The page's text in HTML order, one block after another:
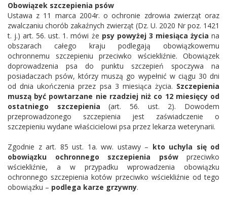
Obowiązek szczepienia psów
Ustawa z 11 marca 2004r. o ochronie zdrowia zwierząt oraz
zwalczaniu chorób zakaźnych zwierząt (Dz. U. 2020 Nr poz. 1421
t. j.) art. 56. ust. 1. mówi że psy powyżej 3 miesiąca życia na
obszarach całego kraju podlegają obowiązkowemu
ochronnemu szczepieniu przeciwko wściekliźnie. Obowiązek
doprowadzenia psa do punktu szczepień spoczywa na
posiadaczach psów, którzy muszą go wypełnić w ciągu 30 dni
od dnia ukończenia przez psa 3 miesiąca życia. Szczepienia
muszą być powtarzane nie rzadziej niż co 12 miesięcy od
ostatniego szczepienia (art. 56. ust. 2). Dowodem
przeprowadzonego szczepienia jest zaświadczenie o
szczepieniu wydane właścicielowi psa przez lekarza weterynarii.
Zgodnie z art. 85 ust. 1a. ww. ustawy – kto uchyla się od
obowiązku ochronnego szczepienia psówprzeciwko
wściekliźnie, a w przypadku wprowadzenia obowiązku
ochronnego szczepienia kotów przeciwko wściekliźnie od tego
obowiązku – podlega karze grzywny.